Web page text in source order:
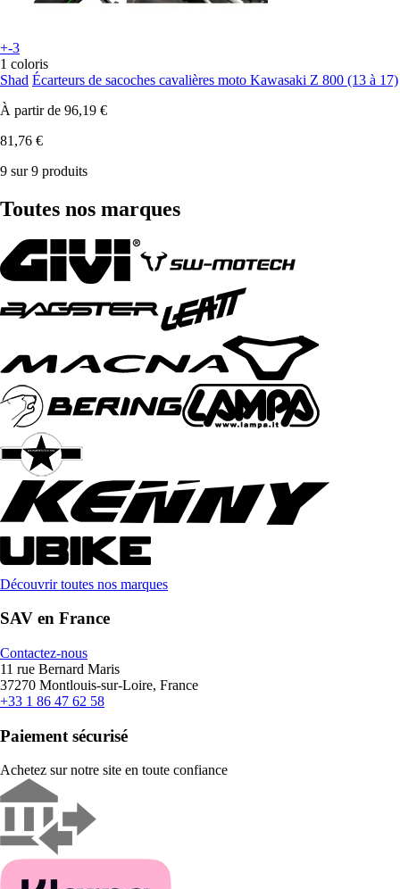
+-3
1 coloris
Shad Écarteurs de sacoches cavalières moto Kawasaki Z 800 (13 à 17)
À partir de 96,19 €
81,76 €
9 sur 9 produits
Toutes nos marques
Découvrir toutes nos marques
SAV en France
Contactez-nous
11 rue Bernard Maris
37270 Montlouis-sur-Loire, France
+33 1 86 47 62 58
Paiement sécurisé
Achetez sur notre site en toute confiance